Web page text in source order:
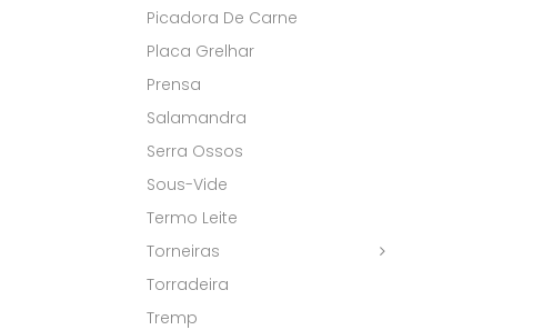
Picadora De Carne
Placa Grelhar
Prensa
Salamandra
Serra Ossos
Sous-Vide
Termo Leite
Torneiras
Torradeira
Tremp